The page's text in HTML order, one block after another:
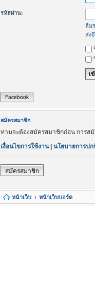
รหัสผ่าน:
ลืม
ส่ง
Facebook
สมัครสมาชิก
ท่านจะต้องสมัครสมาชิกก่อน การส
เงื่อนไขการใช้งาน| นโยบายการป
สมัครสมาชิก
หน้าเว็บ หน้าเว็บบอร์ด